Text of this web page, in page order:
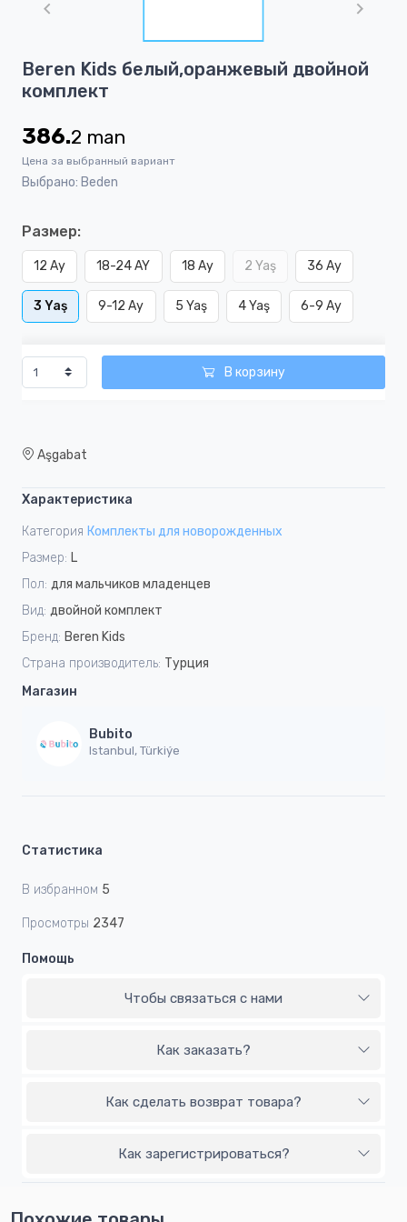
1
of
Beren Kids белый,оранжевый двойной
комплект
386.2 man
Цена за выбранный вариант
Выбрано: Beden
Размер:
12 Ay 18-24 AY 18 Ay 2 Yaş 36 Ay
3 Yaş 9-12 Ay 5 Yaş 4 Yaş 6-9 Ay
В корзину
Aşgabat
Характеристика
Категория Комплекты для новорожденных
Размер: L
Пол: для мальчиков младенцев
Вид: двойной комплект
Бренд: Beren Kids
Страна производитель: Турция
Магазин
Bubito
Istanbul, Türkiýe
Статистика
В избранном 5
Просмотры 2347
Помощь
Чтобы связаться с нами
Как заказать?
Как сделать возврат товара?
Как зарегистрироваться?